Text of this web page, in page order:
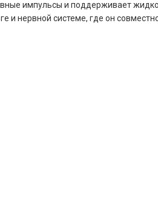
импульсы и поддерживает
и нервной системе, где он